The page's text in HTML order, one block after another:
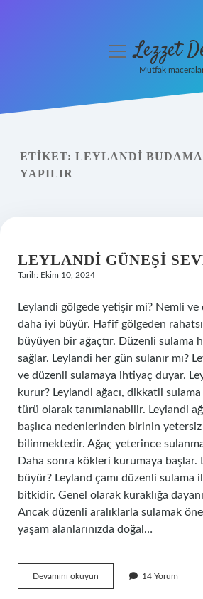
Yasal Uyarı
menüyüLezzet
Mutfak
ETIKET: LEYLANDI
YAPILIR
LEYLANDI GÜNEŞI
Tarih: Ekim 10, 2024
Leylandi gölgede yetişir mi? Nemli
daha iyi büyür. Hafif gölgeden
büyüyen bir ağaçtır. Düzenli sulama
sağlar. Leylandi her gün sulanır mı?
ve düzenli sulamaya ihtiyaç duyar.
kurur? Leylandi ağacı, dikkatli
türü olarak tanımlanabilir. Leylandi
başlıca nedenlerinden birinin
bilinmektedir. Ağaç yeterince
Daha sonra kökleri kurumaya başlar.
büyür? Leyland çamı düzenli sulama
bitkidir. Genel olarak kuraklığa
Ancak düzenli aralıklarla sulamak
yaşam alanlarınızda doğal…
Devamını okuyun
Güneşi
14 Yorum